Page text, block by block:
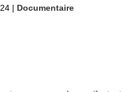
| Documentaire